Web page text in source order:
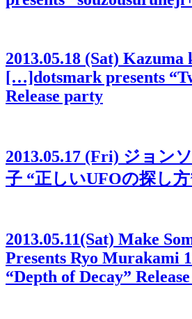
2013.05.18 (Sat)
[…]dotsmark presents
Release party
2013.05.17 (Fri) ジョン
子 “正しいUFOの探し方
2013.05.11(Sat) Make
Presents Ryo Murakami
“Depth of Decay”